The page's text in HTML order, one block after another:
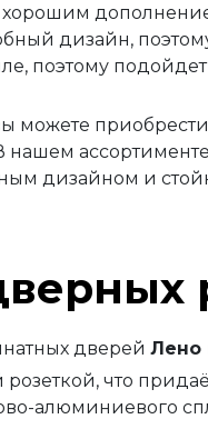
хорошим
дизайн,
поэтому
можете
нашем
дизайном и
дверей Лено
что
алюминиевого